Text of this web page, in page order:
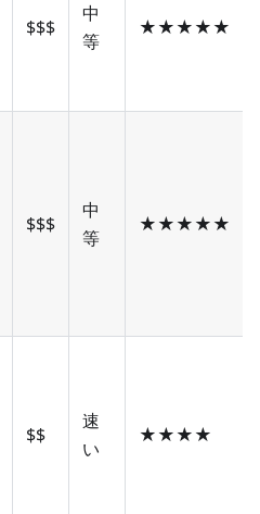
$$$
中
等
★★★★★
$$$
中
等
★★★★★
$$
速
い
★★★★